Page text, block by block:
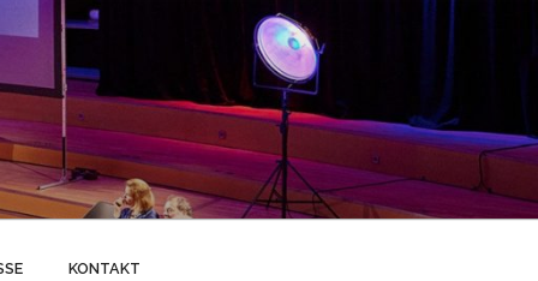
KONTAKT